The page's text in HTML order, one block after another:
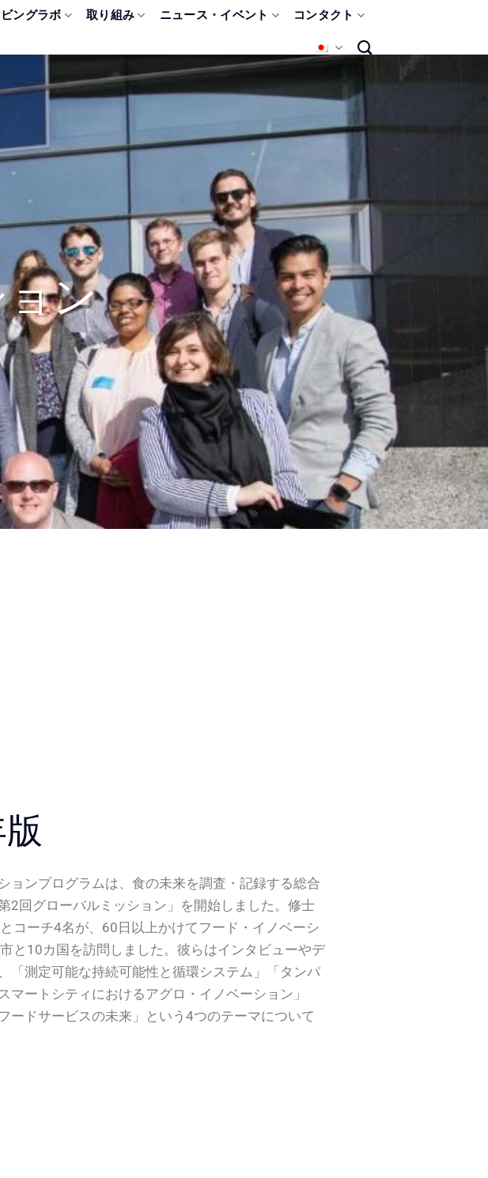
ビングラボ 取り組み ニュース・イベント コンタクト
ン
ョンプログラムは、食の未来を調査・記録する総合
2回グローバルミッション」を開始しました。修士
コーチ4名が、60日以上かけてフード・イノベーシ
と10カ国を訪問しました。彼らはインタビューやデ
「測定可能な持続可能性と循環システム」「タンパ
マートシティにおけるアグロ・イノベーション」
ードサービスの未来」という4つのテーマについて